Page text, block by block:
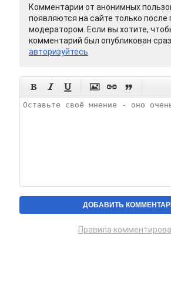
Комментарии от анонимных
появляются на сайте только после
модератором. Если вы хотите,
комментарий был опубликован
авторизуйтесь
     
Правила